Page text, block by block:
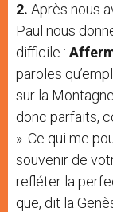
2. Après nous
Paul nous
difficile :
paroles
sur la
donc parfaits,
». Ce qui me
souvenir de
refléter la
que, dit la